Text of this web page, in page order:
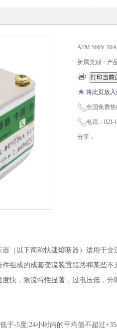
ATM 500V
所属类别：产
将此页放
全国免费热
电话：021-
分享：
（以下简称快速熔断器）适用于交
组成的成套变流装置短路和某些不
快，限流特性显著，过电压低，分
于-5度,24小时内的平均值不超过+35